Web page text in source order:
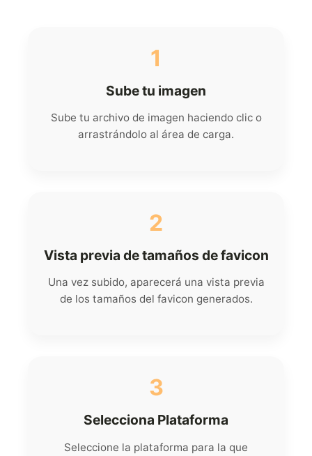
1
Sube tu imagen
Sube tu archivo de imagen haciendo clic o
arrastrándolo al área de carga.
2
Vista previa de tamaños de favicon
Una vez subido, aparecerá una vista previa
de los tamaños del favicon generados.
3
Selecciona Plataforma
Seleccione la plataforma para la que